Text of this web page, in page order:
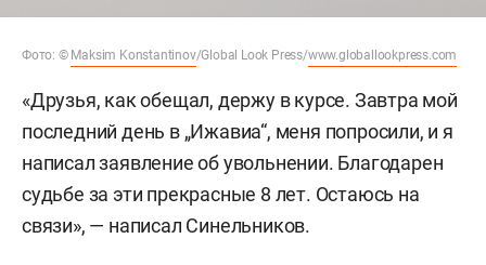
Фото: © Maksim Konstantinov/Global Look Press/www.globallookpress.com
«Друзья, как обещал, держу в курсе. Завтра мой
последний день в „Ижавиа“, меня попросили, и я
написал заявление об увольнении. Благодарен
судьбе за эти прекрасные 8 лет. Остаюсь на
связи», — написал Синельников.